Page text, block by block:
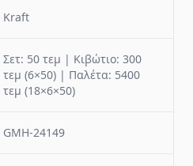
Kraft
Σετ: 50 τεμ | Κιβώτιο: 300
τεμ (6×50) | Παλέτα: 5400
τεμ (18×6×50)
GMH-24149